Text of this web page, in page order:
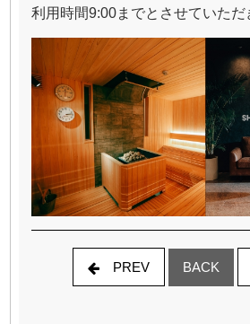
利用時間9:00までとさせていただ
PREV BACK